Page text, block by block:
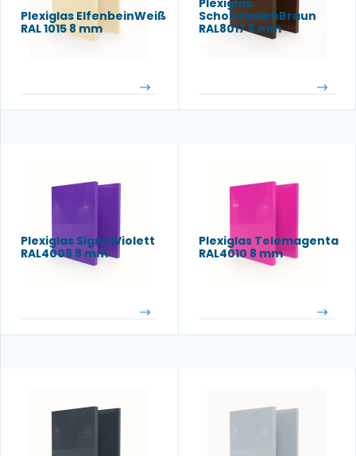
Plexiglas ElfenbeinWeiß
RAL 1015 8 mm
SchokoladenBraun
RAL8017 8 mm
Plexiglas SignalViolett
RAL4008 8 mm
Plexiglas Telemagenta
RAL4010 8 mm